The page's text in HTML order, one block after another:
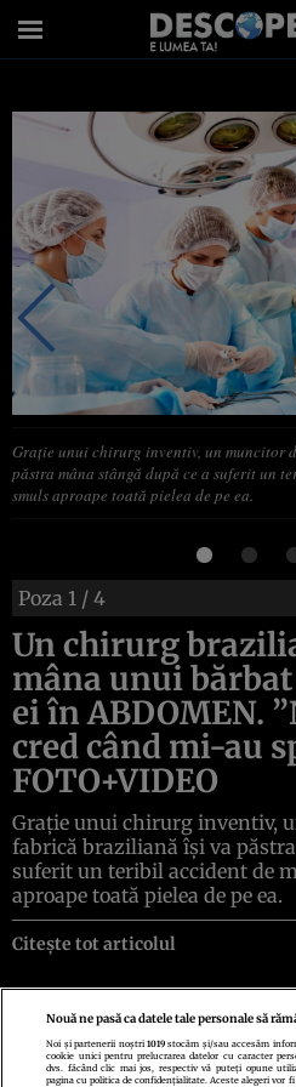
Graţie unui chirurg inventiv, un muncitor
păstra mâna stângă după ce a suferit un
smuls aproape toată pielea de pe ea.
Poza 1 / 4
Un chirurg
mâna unui
ei în ABDOMEN.
cred când mi-au
FOTO+VIDEO
Graţie unui chirurg inventiv,
fabrică braziliană îşi va
suferit un teribil accident de
aproape toată pielea de pe ea.
Citește tot articolul
Politica de confidenţialitate Politica
Echipa redacțională
Nouă ne pasă ca datele tale personale să
Noi și partenerii noștri1019 stocăm și/sau accesăm
cookie unici pentru prelucrarea datelor cu caracter
dvs. făcând clic mai jos, respectiv vă puteți opune
pagina cu politica de confidențialitate. Aceste alegeri vor